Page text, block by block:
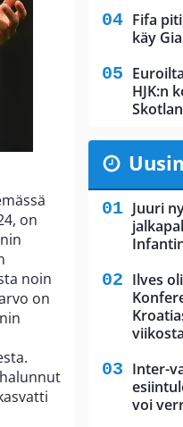
on
noin
on
Fifa
käy
HJK:n
Juuri
Ilves
viikosta
Inter-
voi